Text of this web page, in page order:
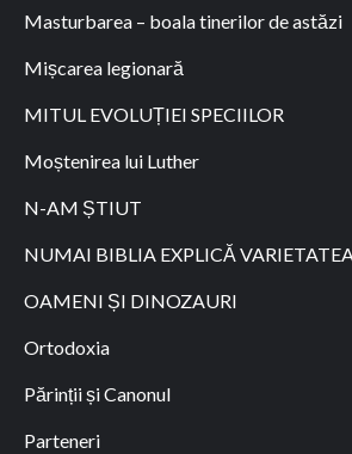
Masturbarea – boala tinerilor de astăzi
Mișcarea legionară
MITUL EVOLUȚIEI SPECIILOR
Moștenirea lui Luther
N-AM ȘTIUT
NUMAI BIBLIA EXPLICĂ
OAMENI ȘI DINOZAURI
Ortodoxia
Părinții și Canonul
Parteneri